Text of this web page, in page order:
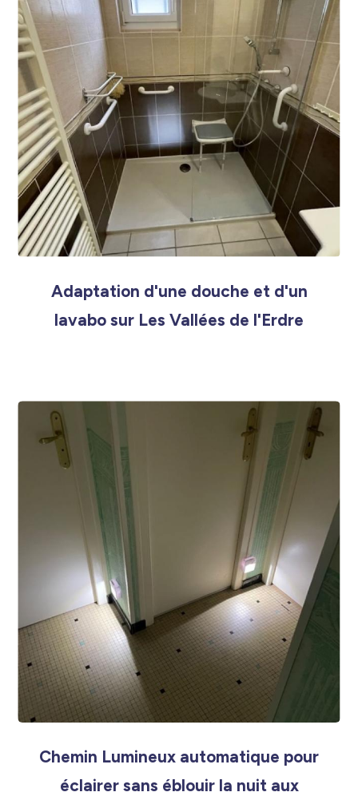
Adaptation d'une douche et d'un
lavabo sur Les Vallées de l'Erdre
Chemin Lumineux automatique pour
éclairer sans éblouir la nuit aux